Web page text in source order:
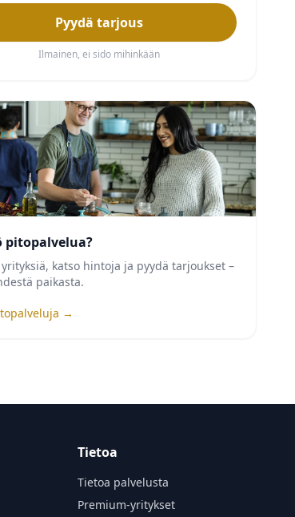
Pyydä tarjous
Ilmainen, ei sido mihinkään
pitopalvelua?
katso hintoja ja pyydä tarjoukset –
paikasta.
→
Tietoa
Tietoa palvelusta
Premium-yritykset